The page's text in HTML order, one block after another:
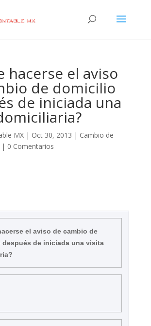
hacerse el aviso
de domicilio
de iniciada una
MX| Oct 30, 2013 | Cambio de
0 Comentarios
el aviso de cambio de
de iniciada una visita